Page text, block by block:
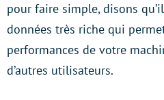
pour faire simple, disons qu’il
données très riche qui
performances de votre
d’autres utilisateurs.